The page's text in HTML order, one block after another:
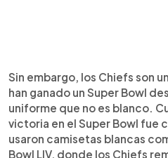
Sin embargo, los Chiefs son
han ganado un Super Bowl
uniforme que no es blanco.
victoria en el Super Bowl fue
usaron camisetas blancas
Bowl LIV, donde los Chiefs